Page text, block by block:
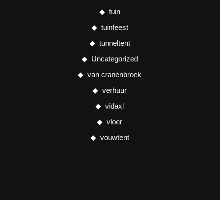
tuin
tuinfeest
tunneltent
Uncategorized
van cranenbroek
verhuur
vidaxl
vloer
vouwtent